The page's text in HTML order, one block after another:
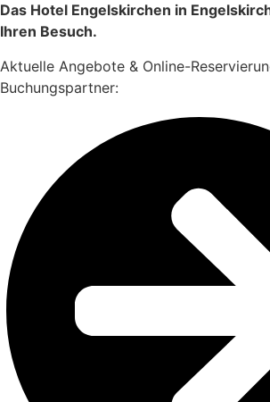
Das Hotel Engelskirchen in
Ihren Besuch.
Aktuelle Angebote & Online-
Buchungspartner: